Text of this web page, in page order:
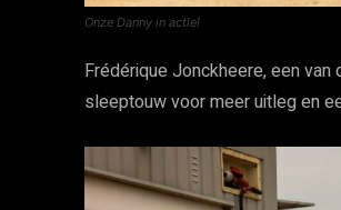
Onze Danny in actie!
Frédérique Jonckheere, een
sleeptouw voor meer uitleg en